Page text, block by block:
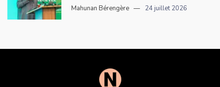
Mahunan Bérengère 24 juillet 2026